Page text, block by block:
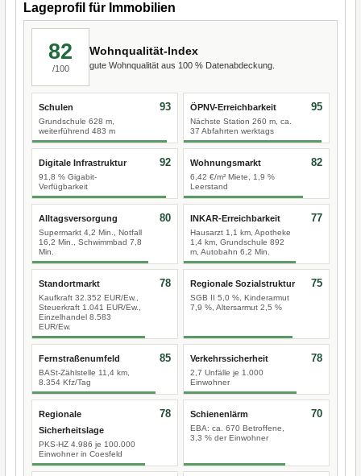
Lageprofil für Immobilien
82
/100
Wohnqualität-Index
gute Wohnqualität aus 100 % Datenabdeckung.
Schulen
Grundschule 628 m,
weiterführend 483 m
93 ÖPNV-Erreichbarkeit
Nächste Station 260 m, ca.
37 Abfahrten werktags
95
Digitale Infrastruktur
91,8 % Gigabit-
Verfügbarkeit
92 Wohnungsmarkt
6,42 €/m² Miete, 1,9 %
Leerstand
82
Alltagsversorgung
Supermarkt 4,2 Min., Notfall
16,2 Min., Schwimmbad 7,8
Min.
80 INKAR-Erreichbarkeit
Hausarzt 1,1 km, Apotheke
1,4 km, Grundschule 892
m, Autobahn 6,2 Min.
77
Standortmarkt
Kaufkraft 32.352 EUR/Ew.,
Steuerkraft 1.041 EUR/Ew.,
Einzelhandel 8.583
EUR/Ew.
78 Regionale Sozialstruktur
SGB II 5,0 %, Kinderarmut
7,9 %, Altersarmut 2,5 %
75
Fernstraßenumfeld
BASt-Zählstelle 11,4 km,
8.354 Kfz/Tag
85 Verkehrssicherheit
2,7 Unfälle je 1.000
Einwohner
78
Regionale
Sicherheitslage
PKS-HZ 4.986 je 100.000
Einwohner in Coesfeld
78 Schienenlärm
EBA: ca. 670 Betroffene,
3,3 % der Einwohner
70